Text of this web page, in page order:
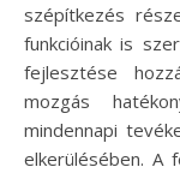
szépítkezés
funkcióinak is
fejlesztése
mozgás
mindennapi
elkerülésében. A